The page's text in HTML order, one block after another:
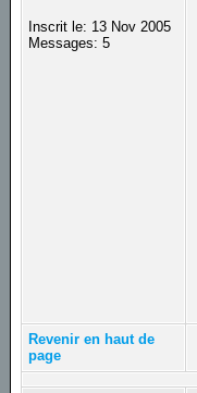
Inscrit le: 13 Nov 2005
Messages: 5
Revenir en haut de
page